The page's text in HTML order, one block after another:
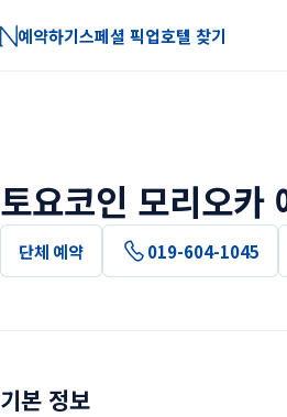
예약하기스페셜 픽업호텔 찾기
토요코인 모리오카
단체 예약 019-604-1045
기본 정보